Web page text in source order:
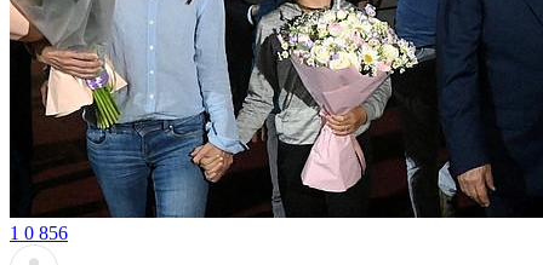
1 0 856